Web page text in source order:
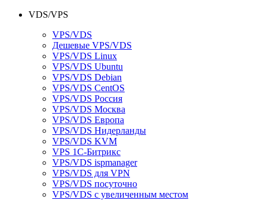
VDS/VPS
VPS/VDS
Дешевые VPS/VDS
VPS/VDS Linux
VPS/VDS Ubuntu
VPS/VDS Debian
VPS/VDS CentOS
VPS/VDS Россия
VPS/VDS Москва
VPS/VDS Европа
VPS/VDS Нидерланды
VPS/VDS KVM
VPS 1С-Битрикс
VPS/VDS ispmanager
VPS/VDS для VPN
VPS/VDS посуточно
VPS/VDS с увеличенным местом